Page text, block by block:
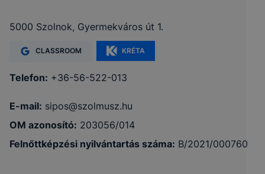
5000 Szolnok, Gyermekváros út 1.
CLASSROOM KRÉTA
Telefon: +36-56-522-013
E-mail: sipos@szolmusz.hu
OM azonosító: 203056/014
Felnőttképzési nyilvántartás száma: B/2021/000760